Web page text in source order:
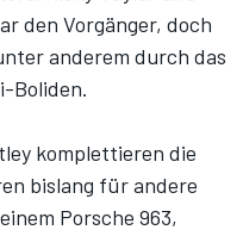
den Vorgänger, doch
anderem durch das
Boliden.
komplettieren die
bislang für andere
Porsche 963,